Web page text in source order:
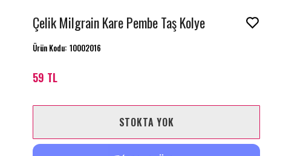
Çelik Milgrain Kare Pembe Taş Kolye
Ürün Kodu: 10002016
59 TL
STOKTA YOK